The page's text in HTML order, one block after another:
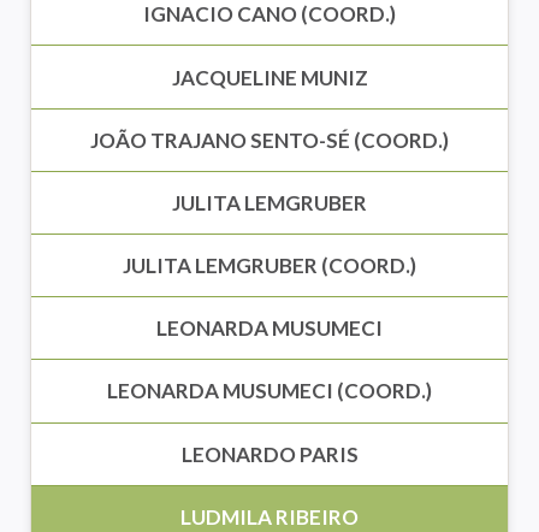
IGNACIO CANO (COORD.)
JACQUELINE MUNIZ
JOÃO TRAJANO SENTO-SÉ (COORD.)
JULITA LEMGRUBER
JULITA LEMGRUBER (COORD.)
LEONARDA MUSUMECI
LEONARDA MUSUMECI (COORD.)
LEONARDO PARIS
LUDMILA RIBEIRO